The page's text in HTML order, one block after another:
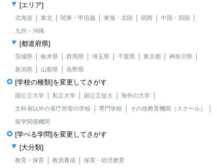
[エリア]
北海道 東北 関東・甲信越 東海・北陸 関西
中国・四国
九州・沖縄
[都道府県]
茨城県 栃木県 群馬県 埼玉県 千葉県 東京都
神奈川県
新潟県
山梨県 長野県
[学校の種類]を変更してさがす
国公立大学 私立大学 国公立短大
海外の大学
文科省以外の省庁所管の学校
専門学校
その他教育機関（スクール）
留学関係機関
[学べる学問]を変更してさがす
[大分類]
教育・保育 教員養成 保育・幼児教育